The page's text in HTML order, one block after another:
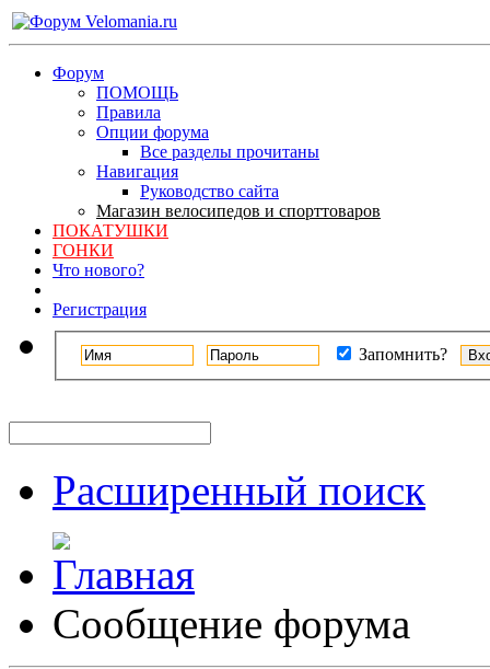
Форум
ПОМОЩЬ
Правила
Опции форума
Все разделы прочитаны
Навигация
Руководство сайта
Магазин велосипедов и спорттоваров
ПОКАТУШКИ
ГОНКИ
Что нового?
Регистрация
Запомнить?
Расширенный поиск
Сообщение форума